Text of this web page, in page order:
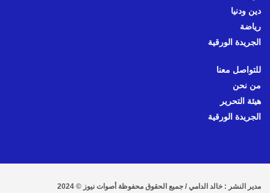
دين ودنيا
رياضة
الجريدة الورقية
للتواصل معنا
من نحن
هيئة التحرير
الجريدة الورقية
مدير النشر : خالد الدامي / جميع الحقوق محفوظة أصوات نيوز © 2024